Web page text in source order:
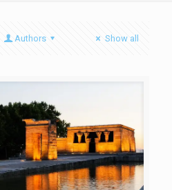
Authors Show all